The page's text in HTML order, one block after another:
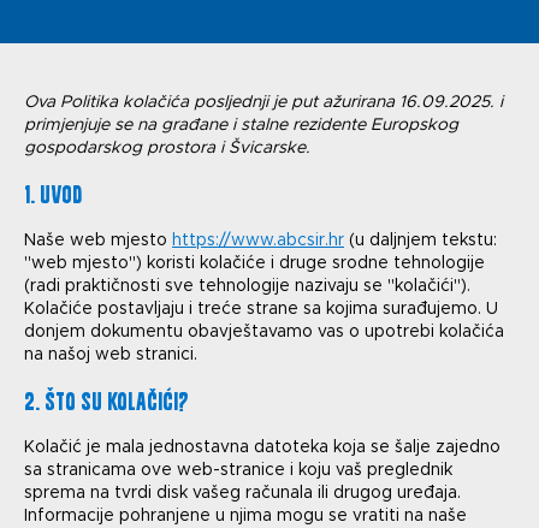
Ova Politika kolačića posljednji je put ažurirana 16.09.2025. i
primjenjuje se na građane i stalne rezidente Europskog
gospodarskog prostora i Švicarske.
1. Uvod
Naše web mjesto https://www.abcsir.hr (u daljnjem tekstu:
"web mjesto") koristi kolačiće i druge srodne tehnologije
(radi praktičnosti sve tehnologije nazivaju se "kolačići").
Kolačiće postavljaju i treće strane sa kojima surađujemo. U
donjem dokumentu obavještavamo vas o upotrebi kolačića
na našoj web stranici.
2. Što su kolačići?
Kolačić je mala jednostavna datoteka koja se šalje zajedno
sa stranicama ove web-stranice i koju vaš preglednik
sprema na tvrdi disk vašeg računala ili drugog uređaja.
Informacije pohranjene u njima mogu se vratiti na naše